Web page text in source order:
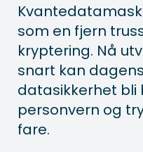
som en fjern
kryptering. Nå
snart kan
datasikkerhet bli
personvern og
fare.